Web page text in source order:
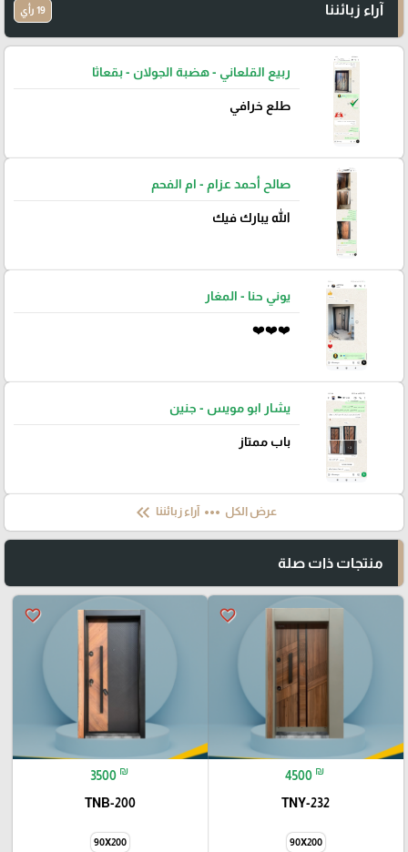
آراء زبائننا 19 رأي
ربيع القلعاني - هضبة الجولان - بقعاثا
طلع خرافي
صالح أحمد عزام - ام الفحم
الله يبارك فيك
يوني حنا - المغار
❤️❤️❤️
يشار ابو مويس - جنين
باب ممتاز
عرض الكل more_horiz آراء زبائننا keyboard_double_arrow_left
منتجات ذات صلة
favorite_border
4500 ₪
TNY-232
90X200
favorite_border
3500 ₪
TNB-200
90X200